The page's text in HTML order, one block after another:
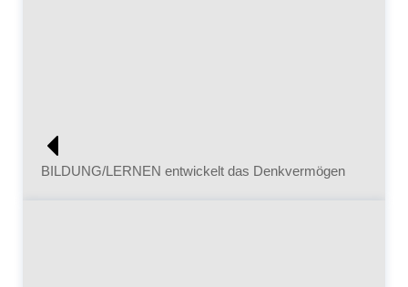
BILDUNG/LERNEN entwickelt das Denkvermögen